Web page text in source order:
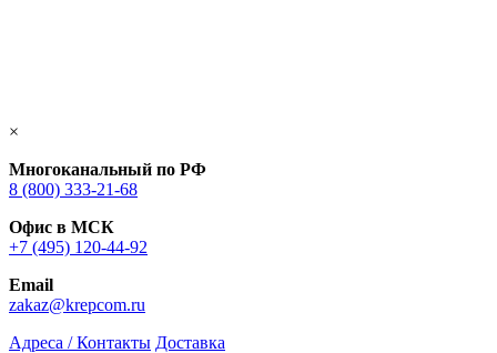
×
Многоканальный по РФ
8 (800) 333‑21-68
Офис в МСК
+7 (495) 120-44-92
Email
zakaz@krepcom.ru
Адреса / Контакты Доставка